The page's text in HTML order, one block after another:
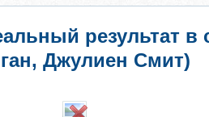
результат
Джулиен Смит)